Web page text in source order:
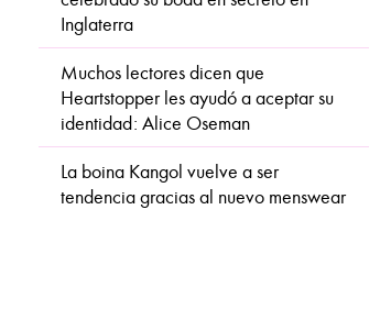
Inglaterra
Muchos lectores dicen que
Heartstopper les ayudó a aceptar su
identidad: Alice Oseman
La boina Kangol vuelve a ser
tendencia gracias al nuevo menswear